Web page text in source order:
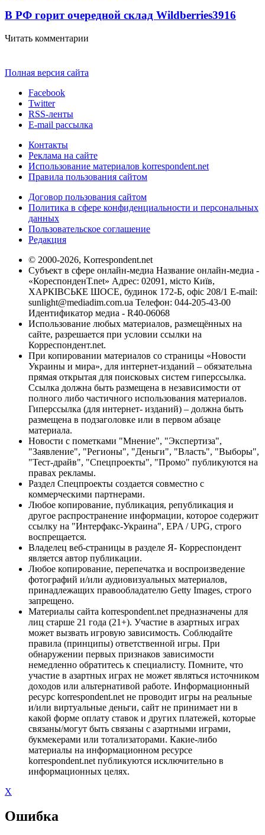
В РФ горит очередной склад Wildberries3916
Читать комментарии
Полная версия сайта
Facebook
Twitter
RSS-ленты
E-mail рассылка
Контакты
Реклама на сайте
Использование материалов korrespondent.net
Правила пользования сайтом
Договор пользования сайтом
Политика в сфере конфиденциальности и персональных
данных
Пользовательское соглашение
Редакция
© 2000-2026, Korrespondent.net
Субъект в сфере онлайн-медиа Название онлайн-медиа -
«КореспонденТ.net» Адрес: 02091, місто Київ,
ХАРКІВСЬКЕ ШОСЕ, будинок 172-Б, офіс 208/1 E-mail:
sunlight@mediadim.com.ua Телефон: 044-205-43-00
Идентификатор медиа - R40-06068
Использование любых материалов, размещённых на
сайте, разрешается при условии ссылки на
Корреспондент.net.
При копировании материалов со страницы «Новости
Украины и мира», для интернет-изданий – обязательна
прямая открытая для поисковых систем гиперссылка.
Ссылка должна быть размещена в независимости от
полного либо частичного использования материалов.
Гиперссылка (для интернет- изданий) – должна быть
размещена в подзаголовке или в первом абзаце
материала.
Новости с пометками "Мнение", "Экспертиза",
"Заявление", "Регионы", "Деньги", "Власть", "Выборы",
"Тест-драйв", "Спецпроекты", "Промо" публикуются на
правах рекламы.
Раздел Спецпроекты создается совместно с
коммерческими партнерами.
Любое копирование, публикация, републикация и
другое распространение информации, которое содержит
ссылку на "Интерфакс-Украина", EPA / UPG, строго
воспрещается.
Владелец веб-страницы в разделе Я- Корреспондент
является автор публикации.
Любое копирование, перепечатка и воспроизведение
фотографий и/или аудиовизуальных материалов,
принадлежащих правообладателю Getty Images, строго
запрещено.
Материалы сайта korrespondent.net предназначены для
лиц старше 21 года (21+). Участие в азартных играх
может вызвать игровую зависимость. Соблюдайте
правила (принципы) ответственной игры. При
обнаружении первых признаков зависимости
немедленно обратитесь к специалисту. Помните, что
участие в азартных играх не может являться источником
доходов или альтернативой работе. Информационный
ресурс korrespondent.net не проводит игры на реальные
и/или виртуальные деньги, сайт не принимает ни в
какой форме оплату ставок и других платежей, которые
связаны/могут быть связаны с азартными играми,
букмекерами или тотализаторами. Какие-либо
материалы на информационном ресурсе
korrespondent.net публикуются исключительно в
информационных целях.
X
Ошибка